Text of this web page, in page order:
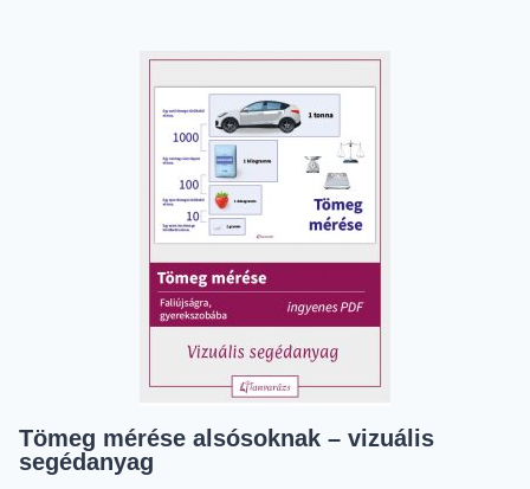
GYEREKEKNEK
TANULJ!
Tömeg mérése alsósoknak – vizuális
segédanyag